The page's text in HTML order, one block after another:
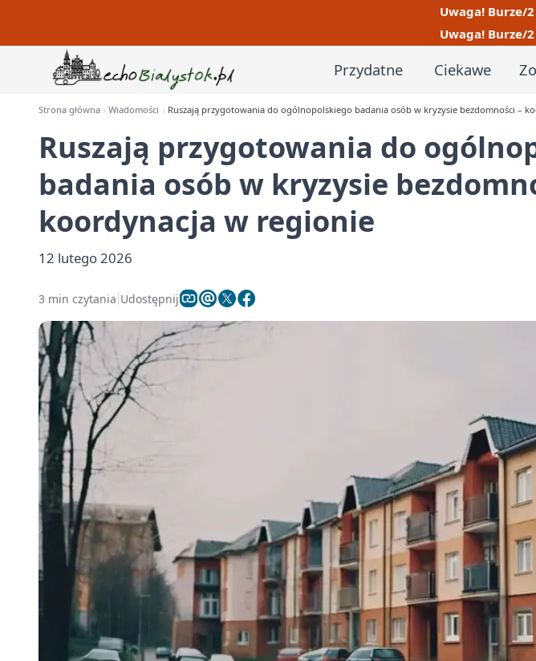
Uwaga! Burze/
Uwaga! Burze/
Przydatne Ciekawe
Strona główna Wiadomości Ruszają przygotowania do ogólnopolskiego badania osób w kryzysie bezdomności –
Ruszają przygotowania do
badania osób w kryzysie
koordynacja w regionie
12 lutego 2026
3 min czytania Udostępnij